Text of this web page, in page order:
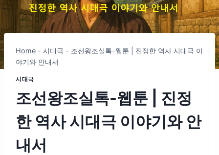
Home - 시대극 - 조선왕조실톡-웹툰 | 진정한 역사 시대극 이
야기와 안내서
시대극
조선왕조실톡-웹툰 | 진정
한 역사 시대극 이야기와 안
내서